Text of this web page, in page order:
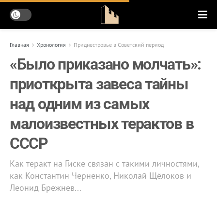
Главная Хронология Приднестровье в Советский период
«Было приказано молчать»:
приоткрыта завеса тайны
над одним из самых
малоизвестных терактов в
СССР
Как теракт на Гиске связан с такими личностями,
как Константин Черненко, Николай Щёлоков и
Леонид Брежнев...